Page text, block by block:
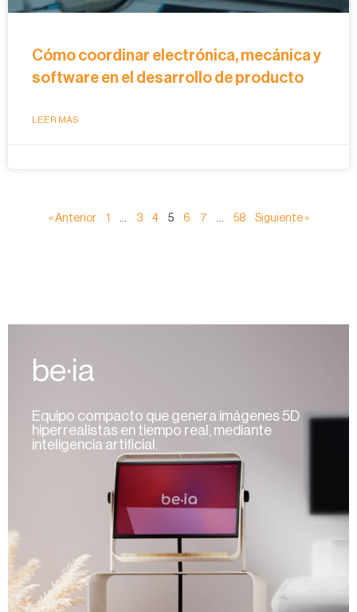
Cómo coordinar electrónica, mecánica y
software en el desarrollo de producto
LEER MÁS
« Anterior 1 … 3 4 5 6 7 … 58 Siguiente »
be·ia
Equipo compacto que genera imágenes 5D
hiperrealistas en tiempo real, mediante
inteligencia artificial.